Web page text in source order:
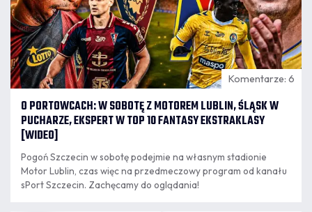
Komentarze: 6
O PORTOWCACH: W SOBOTĘ Z MOTOREM LUBLIN, ŚLĄSK W
PUCHARZE, EKSPERT W TOP 10 FANTASY EKSTRAKLASY
[WIDEO]
Pogoń Szczecin w sobotę podejmie na własnym stadionie
Motor Lublin, czas więc na przedmeczowy program od kanału
sPort Szczecin. Zachęcamy do oglądania!